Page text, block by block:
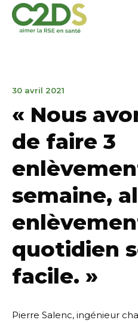
Aller
contenu
30 avril 2021
2022
« Nous
de faire 3
semaine,
quotidien
facile. »
Pierre Salenc, ingénieur